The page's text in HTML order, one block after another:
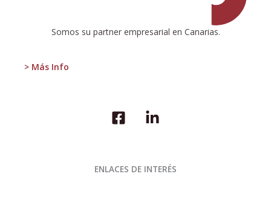
Somos su partner empresarial en Canarias.
> Más Info
ENLACES DE INTERÉS